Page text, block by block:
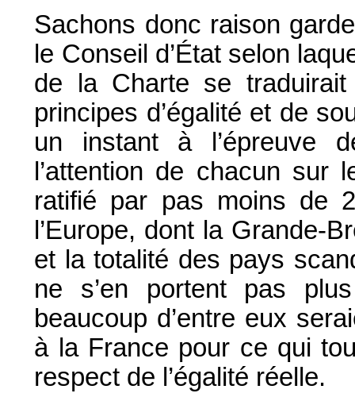
Sachons donc raison
le Conseil d’État selon
de la Charte se
principes d’égalité et de
un instant à l’épreuve
l’attention de chacun
ratifié par pas moins de
l’Europe, dont la Grande-
et la totalité des pays
ne s’en portent pas
beaucoup d’entre eux
à la France pour ce qui
respect de l’égalité réelle.